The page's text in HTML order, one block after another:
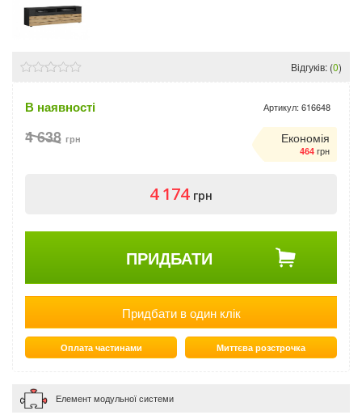
Відгуків: (0)
В наявності Артикул: 616648
4 638 грн Економія
464 грн
4 174 грн
ПРИДБАТИ
Придбати в один клік
Оплата частинами Миттєва розстрочка
Елемент модульної системи